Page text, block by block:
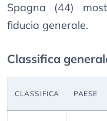
Spagna (44)
fiducia generale.
Classifica
CLASSIFICA PAESE